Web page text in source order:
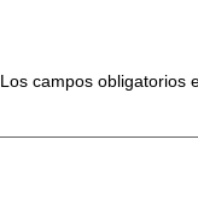
Los campos obligatorios